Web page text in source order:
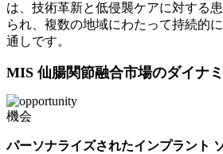
は、技術革新と低侵襲ケアに対する
られ、複数の地域にわたって持続的
通しです。
MIS 仙腸関節融合市場のダイナ
機会
パーソナライズされたインプラント